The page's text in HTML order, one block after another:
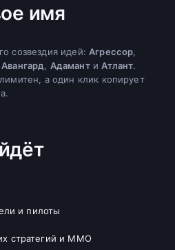
имя
созвездия идей: Агрессор,
Авангард, Адаманти Атлант.
а один клик копирует
и пилоты
стратегий и MMO